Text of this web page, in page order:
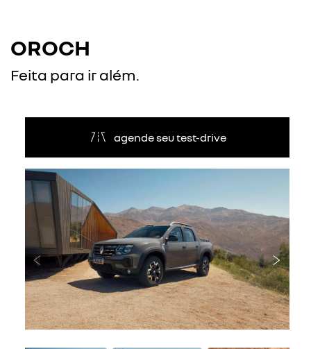
OROCH
Feita para ir além.
agende seu test-drive
Anterior